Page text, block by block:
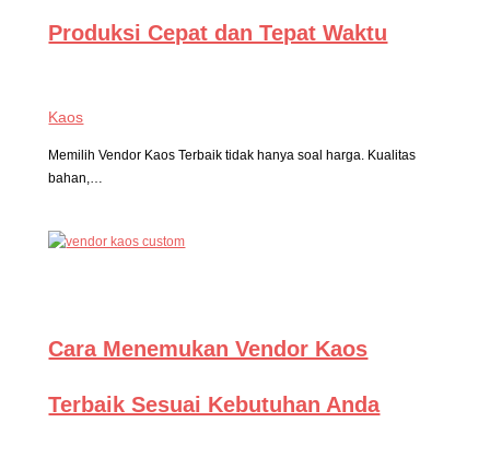
Produksi Cepat dan Tepat Waktu
Kaos
Memilih Vendor Kaos Terbaik tidak hanya soal harga. Kualitas
bahan,…
Cara Menemukan Vendor Kaos
Terbaik Sesuai Kebutuhan Anda